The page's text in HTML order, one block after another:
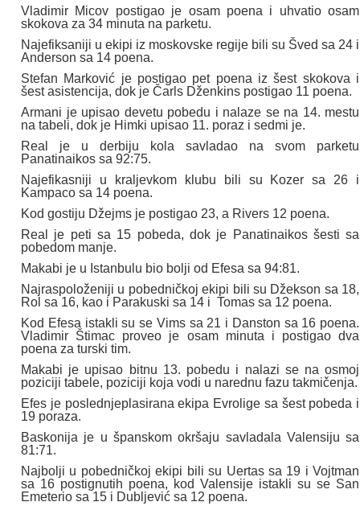
Vladimir Micov postigao je osam poena i uhvatio osam
skokova za 34 minuta na parketu.
Najefiksaniji u ekipi iz moskovske regije bili su Šved sa 24 i
Anderson sa 14 poena.
Stefan Marković je postigao pet poena iz šest skokova i
šest asistencija, dok je Čarls Dženkins postigao 11 poena.
Armani je upisao devetu pobedu i nalaze se na 14. mestu
na tabeli, dok je Himki upisao 11. poraz i sedmi je.
Real je u derbiju kola savladao na svom parketu
Panatinaikos sa 92:75.
Najefikasniji u kraljevkom klubu bili su Kozer sa 26 i
Kampaco sa 14 poena.
Kod gostiju Džejms je postigao 23, a Rivers 12 poena.
Real je peti sa 15 pobeda, dok je Panatinaikos šesti sa
pobedom manje.
Makabi je u Istanbulu bio bolji od Efesa sa 94:81.
Najraspoloženiji u pobedničkoj ekipi bili su Džekson sa 18,
Rol sa 16, kao i Parakuski sa 14 i Tomas sa 12 poena.
Kod Efesa istakli su se Vims sa 21 i Danston sa 16 poena.
Vladimir Štimac proveo je osam minuta i postigao dva
poena za turski tim.
Makabi je upisao bitnu 13. pobedu i nalazi se na osmoj
poziciji tabele, poziciji koja vodi u narednu fazu takmičenja.
Efes je poslednjeplasirana ekipa Evrolige sa šest pobeda i
19 poraza.
Baskonija je u španskom okršaju savladala Valensiju sa
81:71.
Najbolji u pobedničkoj ekipi bili su Uertas sa 19 i Vojtman
sa 16 postignutih poena, kod Valensije istakli su se San
Emeterio sa 15 i Dubljević sa 12 poena.